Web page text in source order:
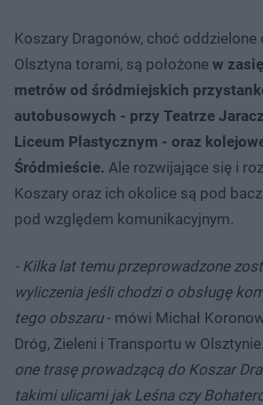
Koszary Dragonów, choć oddzielone
Olsztyna torami, są położone w
metrów od śródmiejskich
autobusowych - przy Teatrze
Liceum Plastycznym - oraz
Śródmieście. Ale rozwijające się i
Koszary oraz ich okolice są pod
pod względem komunikacyjnym.
- Kilka lat temu przeprowadzone
wyliczenia jeśli chodzi o obsługę
tego obszaru- mówi Michał
Dróg, Zieleni i Transportu w Olsztynie.
one trasę prowadzącą do Koszar
takimi ulicami jak Leśna czy